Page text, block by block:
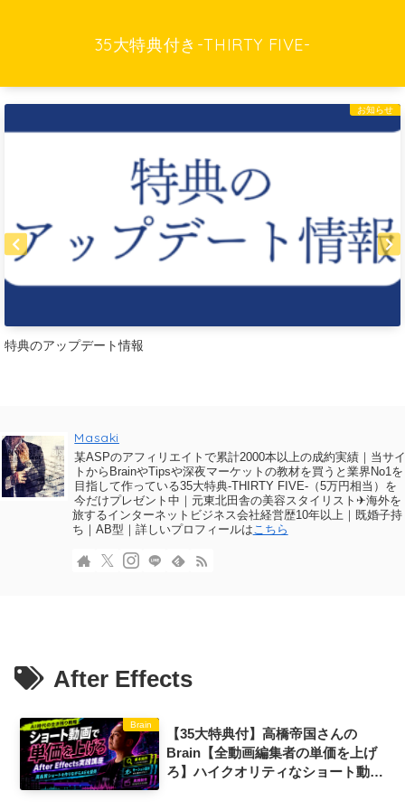
35大特典付き-THIRTY FIVE-
お知らせ
特典のアップデート情報
Masaki
某ASPのアフィリエイトで累計2000本以上の成約実績｜当サ
トからBrainやTipsや深夜マーケットの教材を買うと業界No1を
目指して作っている35大特典-THIRTY FIVE-（5万円相当）を
今だけプレゼント中｜元東北田舎の美容スタイリスト✈海外を
旅するインターネットビジネス会社経営歴10年以上｜既婚子持
ち｜AB型｜詳しいプロフィールはこちら
After Effects
Brain
【35大特典付】高橋帝国さんの
Brain【全動画編集者の単価を上げ
ろ】ハイクオリティなショート動画